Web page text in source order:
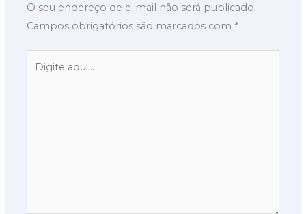
O seu endereço de e-mail não será publicado.
Campos obrigatórios são marcados com *